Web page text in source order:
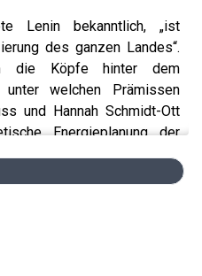
Lenin bekanntlich, „ist
des ganzen Landes“.
die Köpfe hinter dem
unter welchen Prämissen
und Hannah Schmidt-Ott
Energieplanung der
von Energiewirtschaft
geht um die Gruppe von